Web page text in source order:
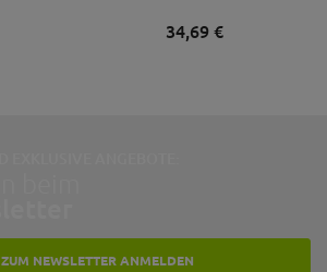
34,69 €
ZUM NEWSLETTER ANMELDEN